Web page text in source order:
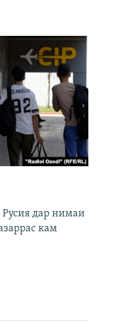
дар нимаи
кам